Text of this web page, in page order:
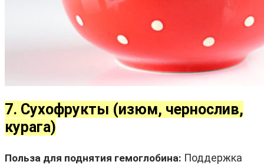
7. Сухофрукты (изюм, чернослив,
курага)
Польза для поднятия гемоглобина: Поддержка